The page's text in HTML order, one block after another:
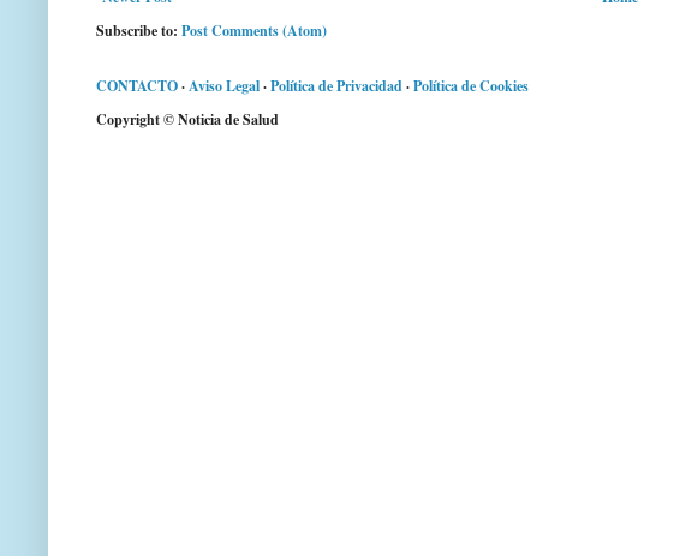
Subscribe to: Post Comments (Atom)
CONTACTO·Aviso Legal·Política de Privacidad·Política de Cookies
Copyright © Noticia de Salud